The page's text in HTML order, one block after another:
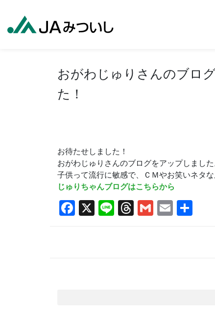
おがわじゅりさんのブロ
た！
お待たせしました！
おがわじゅりさんのブログをアップしました
子供って流行に敏感で、ＣＭやお笑いネタ
じゅりちゃんブログはこちらから
Facebook
X LineThreads
Gmail
Email